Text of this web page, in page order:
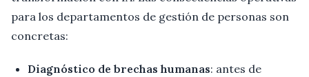
para los departamentos de gestión de personas son
concretas:
Diagnóstico de brechas humanas: antes de